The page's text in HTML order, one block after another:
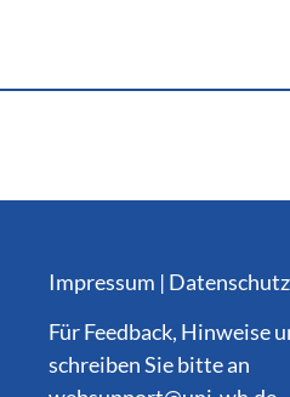
Impressum | Datenschutz
Für Feedback, Hinweise
schreiben Sie bitte an